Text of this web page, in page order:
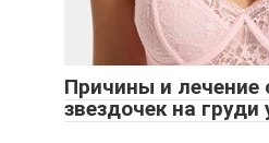
Причины и лечение
звездочек на